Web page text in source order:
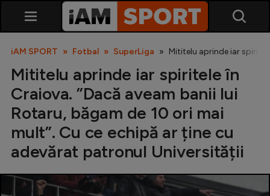
SuperLiga
Liga 2
iAM SPORT Fotbal SuperLiga Mititelu aprinde iar
Mititelu aprinde iar spiritele în
Craiova. ”Dacă aveam banii lui
Rotaru, băgam de 10 ori mai
mult”. Cu ce echipă ar ține cu
adevărat patronul Universității